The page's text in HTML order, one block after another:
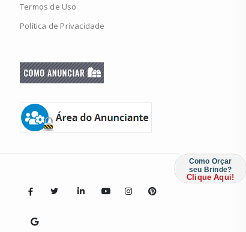
Termos de Uso
Política de Privacidade
Como Orçar
seu Brinde?
Clique Aqui!